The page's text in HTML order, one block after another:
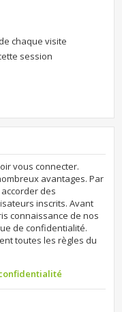
chaque visite
session
vous connecter.
avantages. Par
des
inscrits. Avant
connaissance de nos
de confidentialité.
toutes les règles du